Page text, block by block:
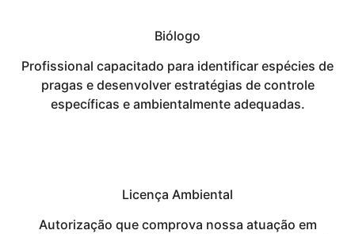
Biólogo
Profissional capacitado para identificar espécies de
pragas e desenvolver estratégias de controle
específicas e ambientalmente adequadas.
Licença Ambiental
Autorização que comprova nossa atuação em